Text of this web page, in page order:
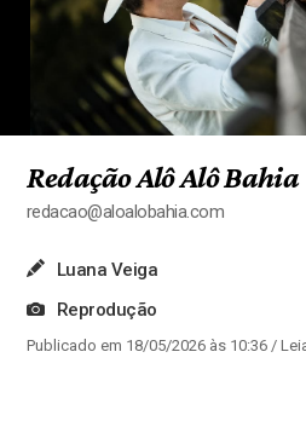
Redação Alô Alô Bahia
redacao@aloalobahia.com
Luana Veiga
Reprodução
Publicado em 18/05/2026 às 10:36/